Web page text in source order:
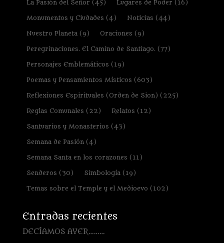
La Pasión del Señor (45) Lugares de Poder (16)
Monumentos y Ciudades (4) Noticias (44)
Nuestro Planeta(9) Oraciones (9)
Peregrinaciones. El Camino de Santiago.(77)
Personajes Emblemáticos (19)
Poemas y Pensamientos Místicos (603)
Reflexiones Espirituales (Orden de Sion) (225)
Reglas Comunales (22) Relatos (12)
Santuarios y Monasterios (43)
Semana de Pasión(4)
Semana Santa en los corazones (11)
Senderos (30) Simbología(19)
Temas sobre el Temple y el Medioevo (102)
Entradas recientes
DECÍAMOS AYER………